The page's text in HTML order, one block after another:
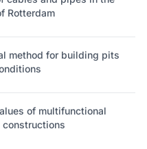
Rotterdam
method for building pits
of multifunctional
constructions